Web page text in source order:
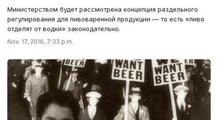
Министерством будет рассмотрена концепция раздельного
регулирования для пивоваренной продукции — то есть «пиво
отделят от водки» законодательно.
Nov. 17, 2016, 7:33 p.m.